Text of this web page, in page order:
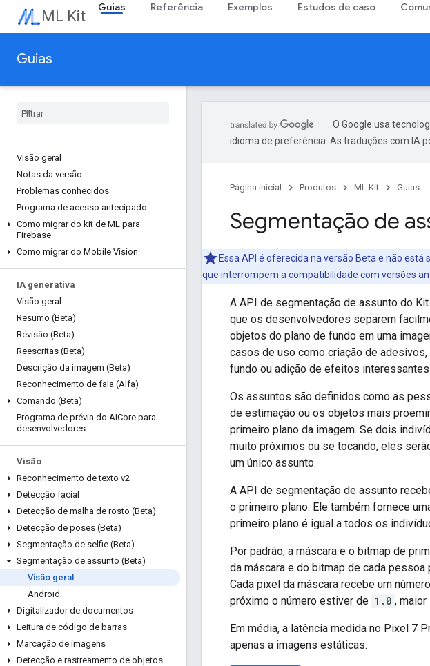
ML Kit Guias Referência Exemplos Estudos de caso
Guias
Visão geral
Notas da versão
Problemas conhecidos
Programa de acesso antecipado
Como migrar do kit de ML para
Firebase
Como migrar do Mobile Vision
IA generativa
Visão geral
Resumo (Beta)
Revisão (Beta)
Reescritas (Beta)
Descrição da imagem (Beta)
Reconhecimento de fala (Alfa)
Comando (Beta)
Programa de prévia do AICore para
desenvolvedores
Visão
Reconhecimento de texto v2
Detecção facial
Detecção de malha de rosto (Beta)
Detecção de poses (Beta)
Segmentação de selfie (Beta)
Segmentação de assunto (Beta)
Visão geral
Android
Digitalizador de documentos
Leitura de código de barras
Marcação de imagens
Detecção e rastreamento de objetos
O Google usa
idioma de preferência. As traduções com IA
Página inicial Produtos ML Kit Guias
Segmentação de
Essa API é oferecida na versão Beta e não
que interrompem a compatibilidade com versões
A API de segmentação de assunto do
que os desenvolvedores separem
objetos do plano de fundo em uma
casos de uso como criação de
fundo ou adição de efeitos
Os assuntos são definidos como as
de estimação ou os objetos mais
primeiro plano da imagem. Se dois
muito próximos ou se tocando, eles
um único assunto.
A API de segmentação de assunto
o primeiro plano. Ele também fornece
primeiro plano é igual a todos os
Por padrão, a máscara e o bitmap de
da máscara e do bitmap de cada
Cada pixel da máscara recebe um
próximo o número estiver de 1.0 ,
Em média, a latência medida no Pixel 7
apenas a imagens estáticas.